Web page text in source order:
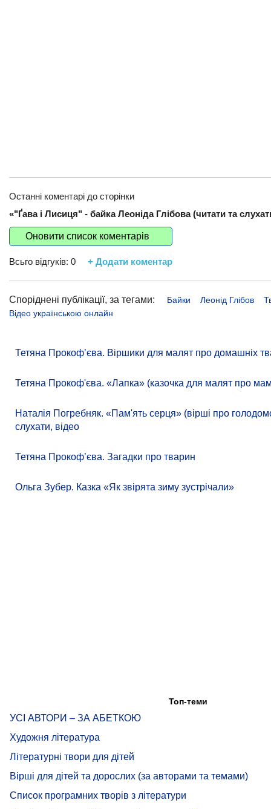
Останні коментарі до сторінки
«"Ґава і Лисиця" - байка Леоніда Глібова (читати та
Оновити список коментарів
Всьго відгуків: 0 + Додати коментар
Споріднені публікації, за тегами: Байки Леонід Глібов
Відео українською онлайн
Тетяна Прокоф’єва. Віршики для малят про домашніх
Тетяна Прокоф'єва. «Лапка» (казочка для малят про
Наталія Погребняк. «Пам'ять серця» (вірші про
слухати, відео
Тетяна Прокоф’єва. Загадки про тварин
Ольга Зубер. Казка «Як звірята зиму зустрічали»
Топ-теми
УСІ АВТОРИ – ЗА АБЕТКОЮ
Художня література
Літературні твори для дітей
Вірші для дітей та дорослих (за авторами та темами)
Список програмних творів з літератури